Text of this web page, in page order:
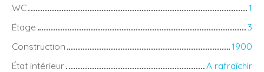
WC
1
Étage
3
Construction
1900
État intérieur
A rafraîchir